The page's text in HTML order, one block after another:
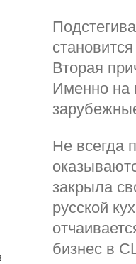
Вторая
Именно на
Не всегда
закрыла
русской
бизнес в